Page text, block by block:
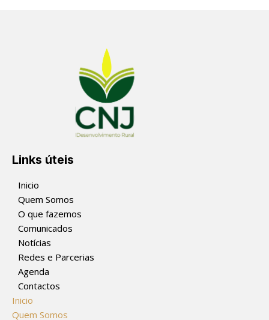
Links úteis
Inicio
Quem Somos
O que fazemos
Comunicados
Notícias
Redes e Parcerias
Agenda
Contactos
Inicio
Quem Somos